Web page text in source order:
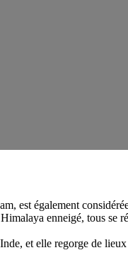
est également
enneigé, tous se
et elle regorge de